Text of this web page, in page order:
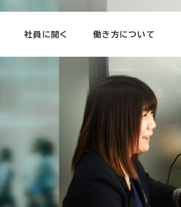
社員に聞く 働き方について